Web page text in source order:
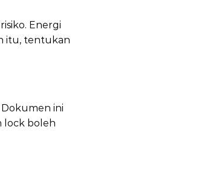
Energi
itu, tentukan
ini
lock boleh